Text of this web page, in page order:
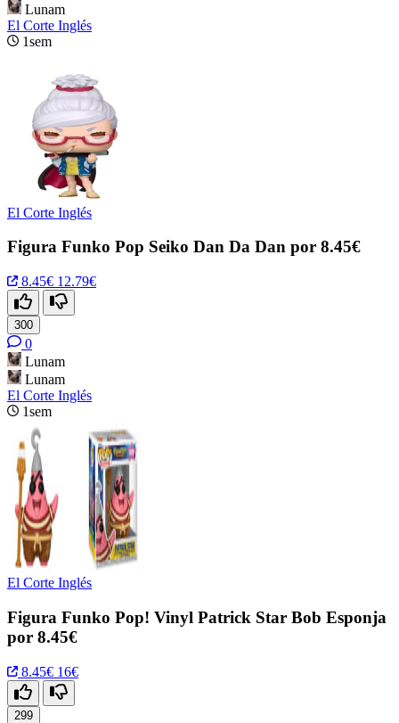
Lunam
El Corte Inglés
1sem
El Corte Inglés
Figura Funko Pop Seiko Dan Da Dan por 8.45€
8.45€ 12.79€
300
0
Lunam
Lunam
El Corte Inglés
1sem
El Corte Inglés
Figura Funko Pop! Vinyl Patrick Star Bob Esponja
por 8.45€
8.45€ 16€
299